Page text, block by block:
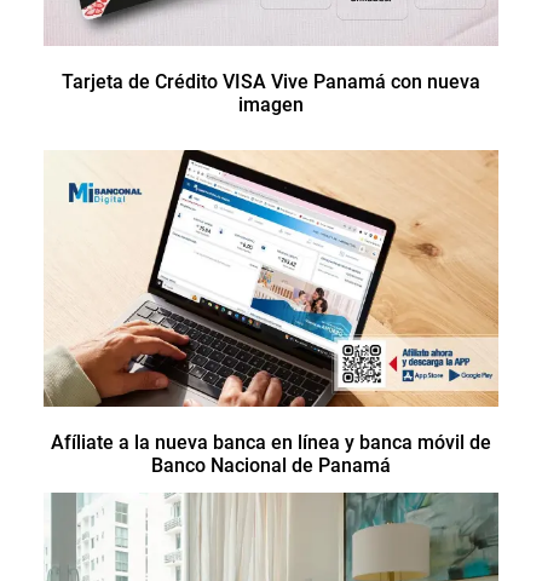
Tarjeta de Crédito VISA Vive Panamá con nueva
imagen
Afíliate a la nueva banca en línea y banca móvil de
Banco Nacional de Panamá